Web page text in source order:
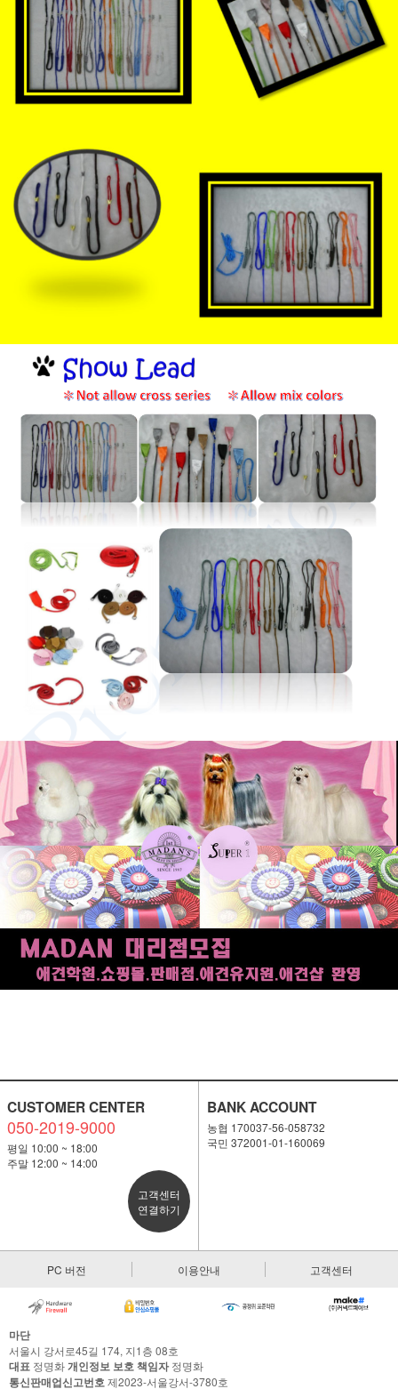
CUSTOMER CENTER
050-2019-9000
평일 10:00 ~ 18:00
주말 12:00 ~ 14:00
고객센터
연결하기
BANK ACCOUNT
농협 170037-56-058732
국민 372001-01-160069
PC 버전 이용안내 고객센터
마단
서울시 강서로45길 174, 지1층 08호
대표 정명화개인정보 보호 책임자정명화
통신판매업신고번호제2023-서울강서-3780호